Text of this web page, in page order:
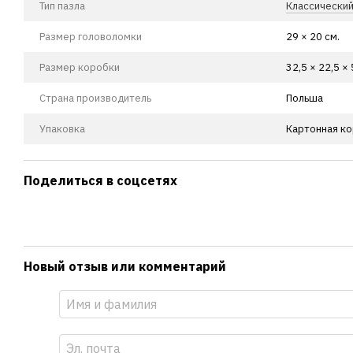
Тип пазла Классический
Размер головоломки 29 × 20 см.
Размер коробки 32,5 × 22,5 ×
Страна производитель Польша
Упаковка Картонная
Поделиться в соцсетях
Новый отзыв или комментарий